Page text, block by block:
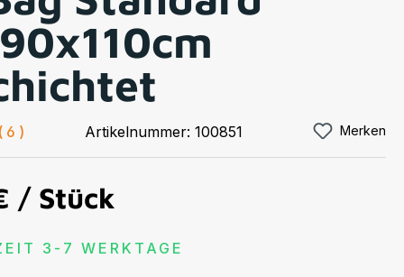
Bewertung von 4.67 von 5 Sternen
6 Artikelnummer:100851 Merken
/ Stück
3-7 WERKTAGE